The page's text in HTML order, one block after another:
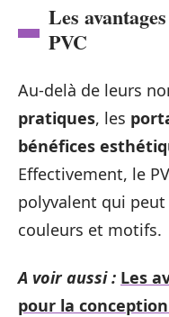
Les
PVC
Au-delà de leurs
pratiques, les
bénéfices
Effectivement, le
polyvalent qui
couleurs et motifs.
A voir aussi : Les
pour la